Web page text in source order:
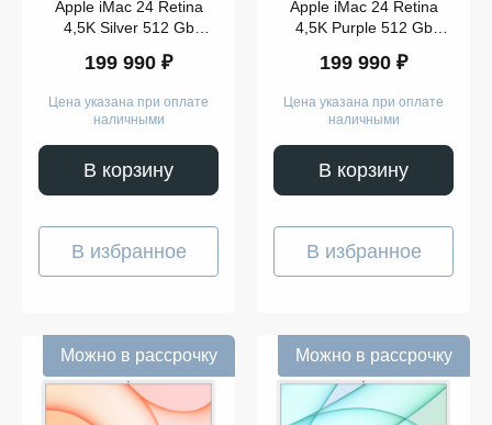
Apple iMac 24 Retina
4,5K Silver 512 Gb
199 990 ₽
Цена указана при оплате
наличными
В корзину
В избранное
Apple iMac 24 Retina
4,5K Purple 512 Gb
199 990 ₽
Цена указана при оплате
наличными
В корзину
В избранное
Можно в рассрочку Можно в рассрочку